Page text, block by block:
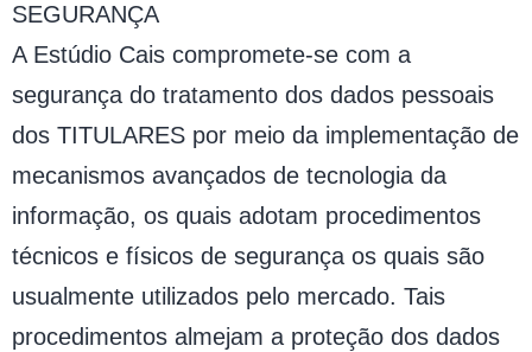
SEGURANÇA
A Estúdio Cais compromete-se com a
segurança do tratamento dos dados pessoais
dos TITULARES por meio da implementação de
mecanismos avançados de tecnologia da
informação, os quais adotam procedimentos
técnicos e físicos de segurança os quais são
usualmente utilizados pelo mercado. Tais
procedimentos almejam a proteção dos dados